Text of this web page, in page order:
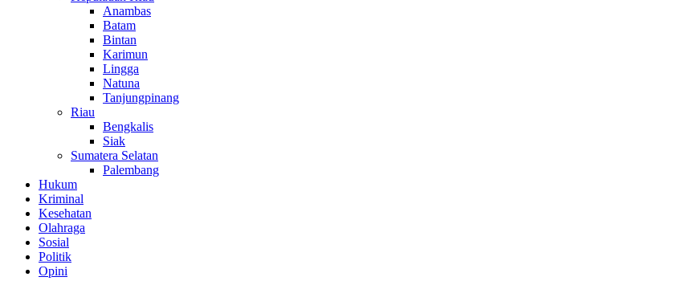
Anambas
Batam
Bintan
Karimun
Lingga
Natuna
Tanjungpinang
Riau
Bengkalis
Siak
Sumatera Selatan
Palembang
Hukum
Kriminal
Kesehatan
Olahraga
Sosial
Politik
Opini